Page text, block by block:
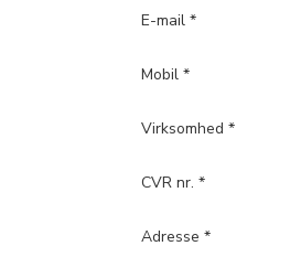
E-mail *
Mobil *
Virksomhed *
CVR nr. *
Adresse *